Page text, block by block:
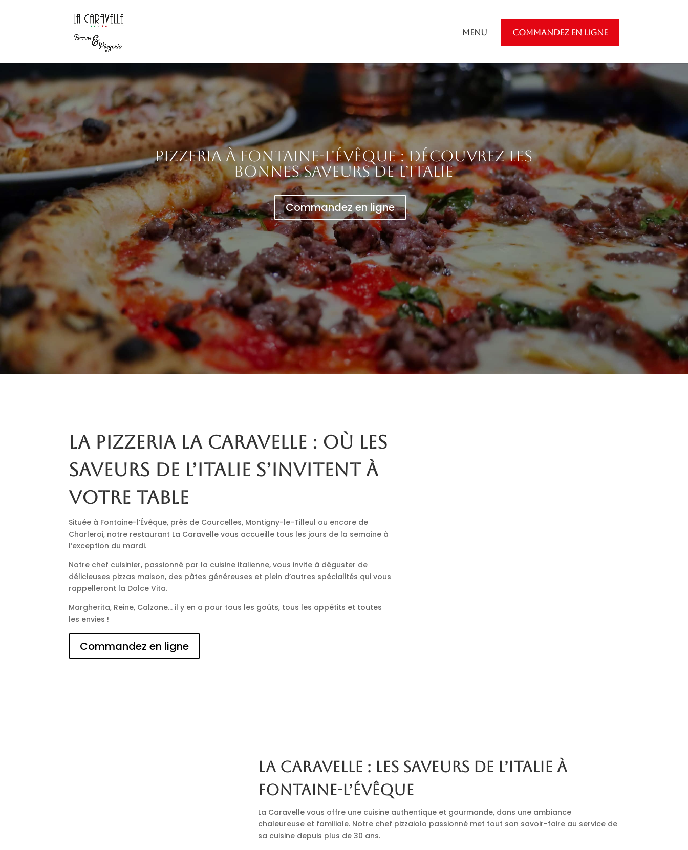
Menu COMMANDEZ EN LIGNE
Pizzeria à Fontaine-l'Évêque : découvrez les
bonnes saveurs de l’Italie
Commandez en ligne
La pizzeria La Caravelle : où les
saveurs de l’Italie s’invitent à
votre table
Située à Fontaine-l’Évêque, près de Courcelles, Montigny-le-Tilleul ou encore de
Charleroi, notre restaurant La Caravelle vous accueille tous les jours de la semaine à
l’exception du mardi.
Notre chef cuisinier, passionné par la cuisine italienne, vous invite à déguster de
délicieuses pizzas maison, des pâtes généreuses et plein d’autres spécialités qui vous
rappelleront la Dolce Vita.
Margherita, Reine, Calzone… il y en a pour tous les goûts, tous les appétits et toutes
les envies !
Commandez en ligne
La Caravelle : les saveurs de l’Italie à
Fontaine-l’Évêque
La Caravelle vous offre une cuisine authentique et gourmande, dans une ambiance
chaleureuse et familiale. Notre chef pizzaiolo passionné met tout son savoir-faire au service de
sa cuisine depuis plus de 30 ans.